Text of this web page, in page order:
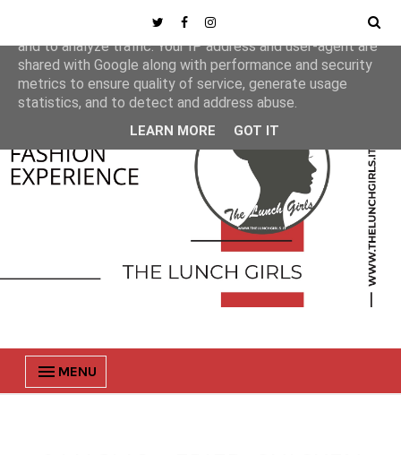
MENU
This site uses cookies from Google to deliver its services
and to analyze traffic. Your IP address and user-agent are
shared with Google along with performance and security
metrics to ensure quality of service, generate usage
statistics, and to detect and address abuse.
LEARN MORE GOT IT